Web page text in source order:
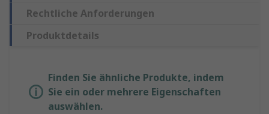
Rechtliche Anforderungen
Produktdetails
Finden Sie ähnliche Produkte, indem
Sie ein oder mehrere Eigenschaften
auswählen.